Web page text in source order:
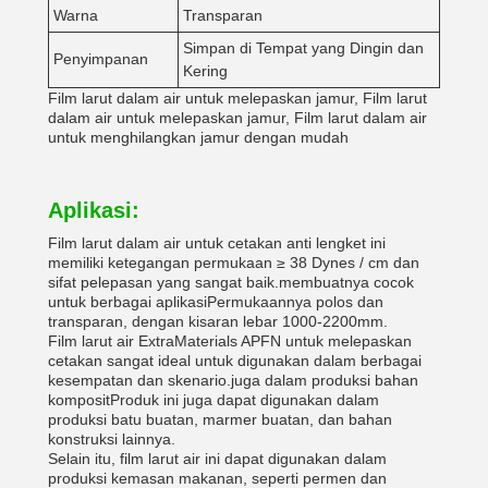
Warna Transparan
Penyimpanan
Simpan di Tempat yang Dingin dan
Kering
Film larut dalam air untuk melepaskan jamur, Film larut
dalam air untuk melepaskan jamur, Film larut dalam air
untuk menghilangkan jamur dengan mudah
Aplikasi:
Film larut dalam air untuk cetakan anti lengket ini
memiliki ketegangan permukaan ≥ 38 Dynes / cm dan
sifat pelepasan yang sangat baik.membuatnya cocok
untuk berbagai aplikasiPermukaannya polos dan
transparan, dengan kisaran lebar 1000-2200mm.
Film larut air ExtraMaterials APFN untuk melepaskan
cetakan sangat ideal untuk digunakan dalam berbagai
kesempatan dan skenario.juga dalam produksi bahan
kompositProduk ini juga dapat digunakan dalam
produksi batu buatan, marmer buatan, dan bahan
konstruksi lainnya.
Selain itu, film larut air ini dapat digunakan dalam
produksi kemasan makanan, seperti permen dan